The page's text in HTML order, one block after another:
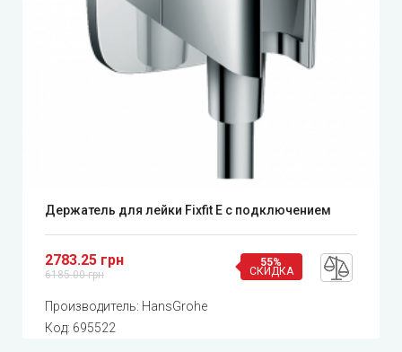
Держатель для лейки Fixfit E с подключением
2783.25 грн
6185.00 грн
55%
СКИДКА
Производитель: HansGrohe
Код: 695522